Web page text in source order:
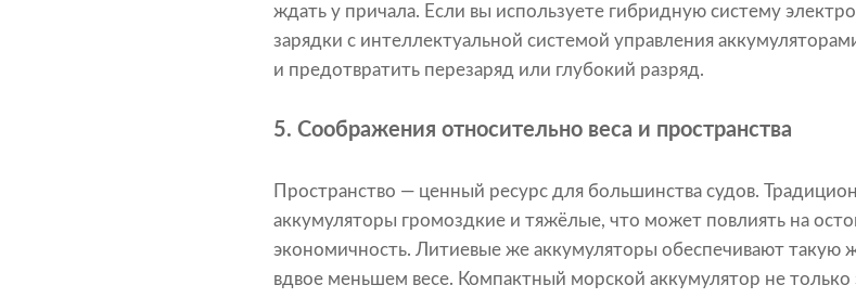
ждать у причала. Если вы используете гибридную систему
зарядки с интеллектуальной системой управления
и предотвратить перезаряд или глубокий разряд.
5. Соображения относительно веса и пространства
Пространство — ценный ресурс для большинства судов.
аккумуляторы громоздкие и тяжёлые, что может повлиять на
экономичность. Литиевые же аккумуляторы обеспечивают такую
вдвое меньшем весе. Компактный морской аккумулятор не